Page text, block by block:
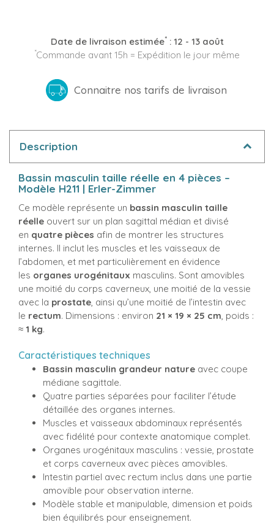
Date de livraison estimée*: 12 - 13 août
*Commande avant 15h = Expédition le jour même
Connaitre nos tarifs de livraison
Description
Bassin masculin taille réelle en 4 pièces –
Modèle H211 | Erler-Zimmer
Ce modèle représente un bassin masculin taille
réelle ouvert sur un plan sagittal médian et divisé
en quatre pièces afin de montrer les structures
internes. Il inclut les muscles et les vaisseaux de
l’abdomen, et met particulièrement en évidence
les organes urogénitaux masculins. Sont amovibles
une moitié du corps caverneux, une moitié de la vessie
avec la prostate, ainsi qu’une moitié de l’intestin avec
le rectum. Dimensions : environ 21 × 19 × 25 cm, poids :
≈ 1 kg.
Caractéristiques techniques
Bassin masculin grandeur nature avec coupe
médiane sagittale.
Quatre parties séparées pour faciliter l’étude
détaillée des organes internes.
Muscles et vaisseaux abdominaux représentés
avec fidélité pour contexte anatomique complet.
Organes urogénitaux masculins : vessie, prostate
et corps caverneux avec pièces amovibles.
Intestin partiel avec rectum inclus dans une partie
amovible pour observation interne.
Modèle stable et manipulable, dimension et poids
bien équilibrés pour enseignement.